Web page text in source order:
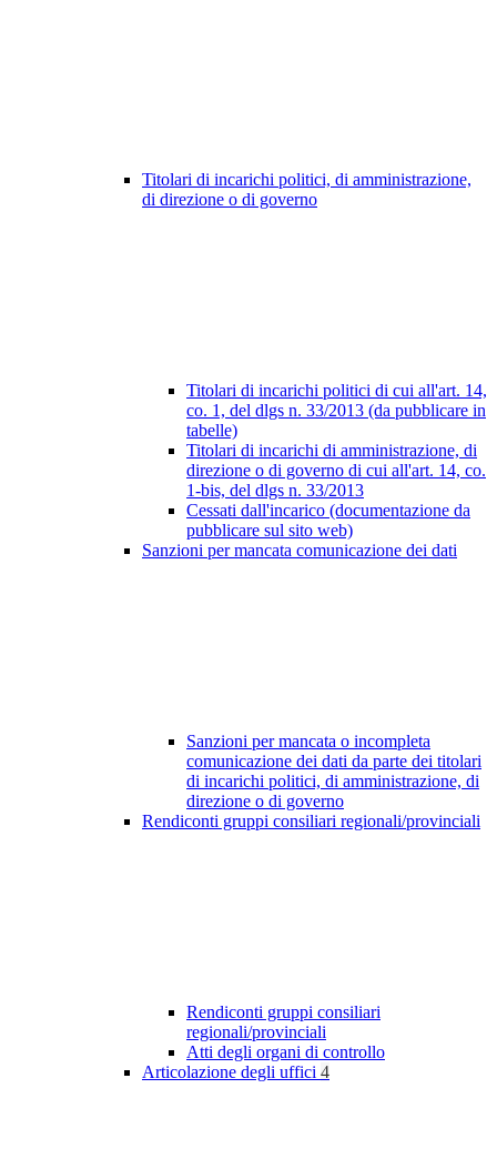
Titolari di incarichi politici, di amministrazione,
di direzione o di governo
Titolari di incarichi politici di cui all'art. 14,
co. 1, del dlgs n. 33/2013 (da pubblicare in
tabelle)
Titolari di incarichi di amministrazione, di
direzione o di governo di cui all'art. 14, co.
1-bis, del dlgs n. 33/2013
Cessati dall'incarico (documentazione da
pubblicare sul sito web)
Sanzioni per mancata comunicazione dei dati
Sanzioni per mancata o incompleta
comunicazione dei dati da parte dei titolari
di incarichi politici, di amministrazione, di
direzione o di governo
Rendiconti gruppi consiliari regionali/provinciali
Rendiconti gruppi consiliari
regionali/provinciali
Atti degli organi di controllo
Articolazione degli uffici 4